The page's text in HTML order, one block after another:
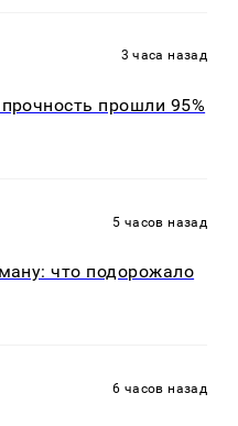
3 часа назад
прошли 95%
5 часов назад
что подорожало
6 часов назад